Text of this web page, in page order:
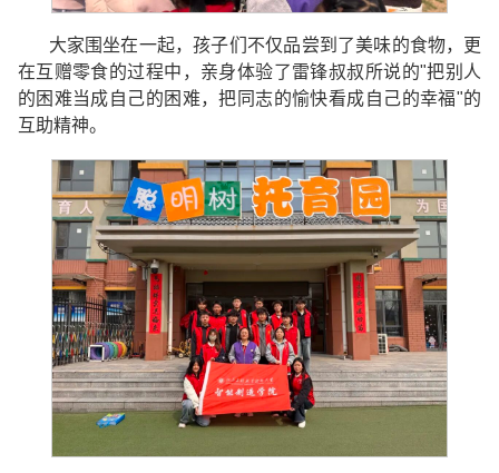
大家围坐在一起，孩子们不仅品尝到了美味的食物，更
在互赠零食的过程中，亲身体验了雷锋叔叔所说的"把别人
的困难当成自己的困难，把同志的愉快看成自己的幸福"的
互助精神。